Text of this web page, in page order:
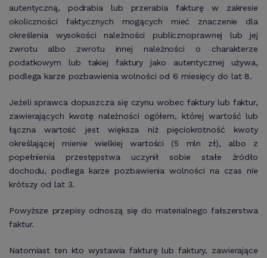
autentyczną, podrabia lub przerabia fakturę w zakresie
okoliczności faktycznych mogących mieć znaczenie dla
określenia wysokości należności publicznoprawnej lub jej
zwrotu albo zwrotu innej należności o charakterze
podatkowym lub takiej faktury jako autentycznej używa,
podlega karze pozbawienia wolności od 6 miesięcy do lat 8.
Jeżeli sprawca dopuszcza się czynu wobec faktury lub faktur,
zawierających kwotę należności ogółem, której wartość lub
łączna wartość jest większa niż pięciokrotność kwoty
określającej mienie wielkiej wartości (5 mln zł), albo z
popełnienia przestępstwa uczynił sobie stałe źródło
dochodu, podlega karze pozbawienia wolności na czas nie
krótszy od lat 3.
Powyższe przepisy odnoszą się do materialnego fałszerstwa
faktur.
Natomiast ten kto wystawia fakturę lub faktury, zawierające